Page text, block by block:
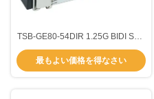
TSB-GE80-54DIR 1.25G BIDI SFP
トランシーバー モジュール
DDMI,80km,1550nm/1490nm,-40~85
度
最もよい価格を得なさい